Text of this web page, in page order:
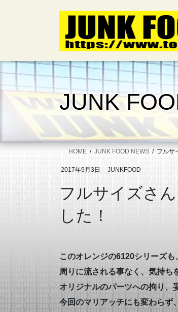
キ
に
JUNK
HOME JUNK FOOD NEWS フルサ
2017年9月3日 JUNKFOOD
フルサイズさ
した！
このオレンジの6120シリーズ
周りに流される事なく、気持ち
オリジナルのパーツへの拘り、
今回のマリアッチにも変わらず